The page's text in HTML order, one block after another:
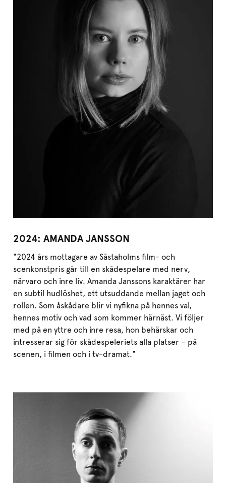
2024: AMANDA JANSSON
"2024 års mottagare av Såstaholms film- och
scenkonstpris går till en skådespelare med nerv,
närvaro och inre liv. Amanda Janssons karaktärer har
en subtil hudlöshet, ett utsuddande mellan jaget och
rollen. Som åskådare blir vi nyfikna på hennes val,
hennes motiv och vad som kommer härnäst. Vi följer
med på en yttre och inre resa, hon behärskar och
intresserar sig för skådespeleriets alla platser – på
scenen, i filmen och i tv-dramat."